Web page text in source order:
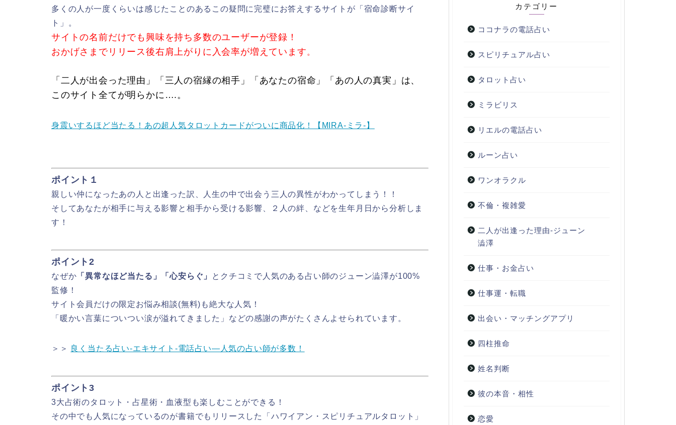
多くの人が一度くらいは感じたことのあるこの疑問に完璧にお答えするサイトが「宿命診断サイ
ト」。
サイトの名前だけでも興味を持ち多数のユーザーが登録！
おかげさまでリリース後右肩上がりに入会率が増えています 。
「二人が出会った理由」「三人の宿縁の相手」「あなたの宿命」「あの人の真実」は、
このサイト全てが明らかに….。
身震いするほど当たる！あの超人気タロットカードがついに商品化！【MIRA-ミラ-】
ポイント１
親しい仲になったあの人と出逢った訳、人生の中で出会う三人の異性がわかってしまう！！
そしてあなたが相手に与える影響と相手から受ける影響、２人の絆、などを生年月日から分析しま
す！
ポイント2
なぜか 「異常なほど当たる」「心安らぐ」
とクチコミで人気のある占い師のジューン澁澤が100%
監修！
サイト会員だけの限定お悩み相談(無料)も絶大な人気！
「暖かい言葉についつい涙が溢れてきました」などの感謝の声がたくさんよせられています。
＞＞ 良く当たる占い-エキサイト-電話占い―人気の占い師が多数！
ポイント3
3大占術のタロット・占星術・血液型も楽しむことができる！
その中でも人気になっているのが書籍でもリリースした「ハワイアン・スピリチュアルタロット」
カテゴリー
ココナラの電話占い
スピリチュアル占い
タロット占い
ミラビリス
リエルの電話占い
ルーン占い
ワンオラクル
不倫・複雑愛
二人が出逢った理由-ジューン
澁澤
仕事・お金占い
仕事運・転職
出会い・マッチングアプリ
四柱推命
姓名判断
彼の本音・相性
恋愛